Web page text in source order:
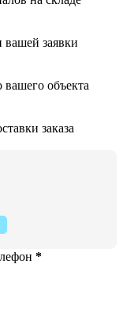
*
вашей заявки
вашего объекта
заказа